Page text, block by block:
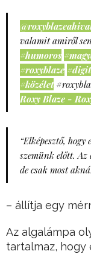
valamit amiről
#humoros
#roxyblaze
#közélet
Roxy Blaze -
“Elképesztő,
szemünk előtt.
de csak most
– állítja egy
Az algalámpa
tartalmaz,